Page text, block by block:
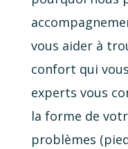
vous aider à
confort qui
experts vous
la forme de
problèmes